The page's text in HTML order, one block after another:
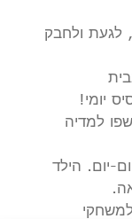
לגעת ולחבק
יומי!
למדיה
יום. הילד